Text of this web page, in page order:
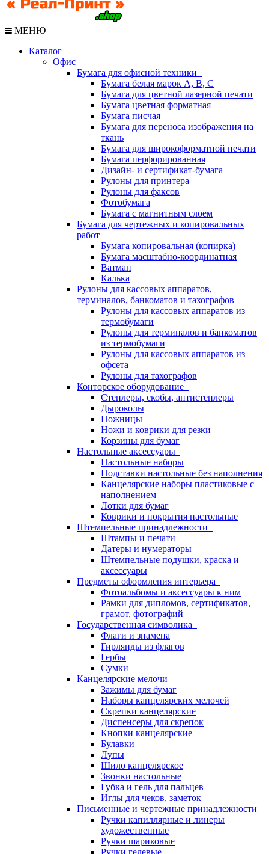
МЕНЮ
Каталог
Офис
Бумага для офисной техники
Бумага белая марок А, В, С
Бумага для цветной лазерной печати
Бумага цветная форматная
Бумага писчая
Бумага для переноса изображения на
ткань
Бумага для широкоформатной печати
Бумага перфорированная
Дизайн- и сертификат-бумага
Рулоны для принтера
Рулоны для факсов
Фотобумага
Бумага с магнитным слоем
Бумага для чертежных и копировальных
работ
Бумага копировальная (копирка)
Бумага масштабно-координатная
Ватман
Калька
Рулоны для кассовых аппаратов,
терминалов, банкоматов и тахографов
Рулоны для кассовых аппаратов из
термобумаги
Рулоны для терминалов и банкоматов
из термобумаги
Рулоны для кассовых аппаратов из
офсета
Рулоны для тахографов
Конторское оборудование
Степлеры, скобы, антистеплеры
Дыроколы
Ножницы
Ножи и коврики для резки
Корзины для бумаг
Настольные аксессуары
Настольные наборы
Подставки настольные без наполнения
Канцелярские наборы пластиковые с
наполнением
Лотки для бумаг
Коврики и покрытия настольные
Штемпельные принадлежности
Штампы и печати
Датеры и нумераторы
Штемпельные подушки, краска и
аксессуары
Предметы оформления интерьера
Фотоальбомы и аксессуары к ним
Рамки для дипломов, сертификатов,
грамот, фотографий
Государственная символика
Флаги и знамена
Гирлянды из флагов
Гербы
Сумки
Канцелярские мелочи
Зажимы для бумаг
Наборы канцелярских мелочей
Скрепки канцелярские
Диспенсеры для скрепок
Кнопки канцелярские
Булавки
Лупы
Шило канцелярское
Звонки настольные
Губка и гель для пальцев
Иглы для чеков, заметок
Письменные и чертежные принадлежности
Ручки капиллярные и линеры
художественные
Ручки шариковые
Ручки гелевые